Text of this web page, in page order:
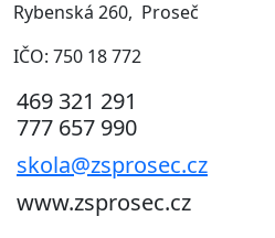
Rybenská 260, Proseč
IČO: 750 18 772
469 321 291
777 657 990
skola@zsprosec.cz
www.zsprosec.cz